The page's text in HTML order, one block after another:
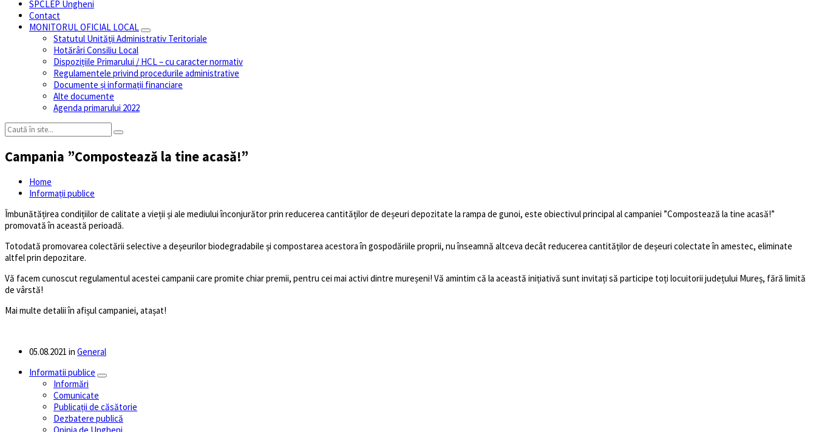
SPCLEP Ungheni
Contact
MONITORUL OFICIAL LOCAL
Statutul Unităţii Administrativ Teritoriale
Hotărâri Consiliu Local
Dispozițiile Primarului / HCL – cu caracter normativ
Regulamentele privind procedurile administrative
Documente și informații financiare
Alte documente
Agenda primarului 2022
Campania ”Compostează la tine acasă!”
Home
Informații publice
Îmbunătățirea condițiilor de calitate a vieții și ale mediului înconjurător prin reducerea cantităților de deșeuri depozitate la rampa de gunoi, este obiectivul principal al campaniei ”Compostează la tine acasă!”
promovată în această perioadă.
Totodată promovarea colectării selective a deșeurilor biodegradabile și compostarea acestora în gospodăriile proprii, nu înseamnă altceva decât reducerea cantităților de deșeuri colectate în amestec, eliminate
altfel prin depozitare.
Vă facem cunoscut regulamentul acestei campanii care promite chiar premii, pentru cei mai activi dintre mureșeni! Vă amintim că la această inițiativă sunt invitați să participe toți locuitorii județului Mureș, fără limită
de vârstă!
Mai multe detalii în afișul campaniei, atașat!
05.08.2021 in General
Informatii publice
Informări
Comunicate
Publicații de căsătorie
Dezbatere publică